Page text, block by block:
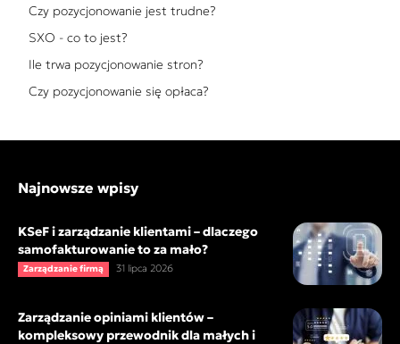
Czy pozycjonowanie jest trudne?
SXO - co to jest?
Ile trwa pozycjonowanie stron?
Czy pozycjonowanie się opłaca?
Najnowsze wpisy
KSeF i zarządzanie klientami – dlaczego
samofakturowanie to za mało?
Zarządzanie firmą 31 lipca 2026
Zarządzanie opiniami klientów –
kompleksowy przewodnik dla małych i